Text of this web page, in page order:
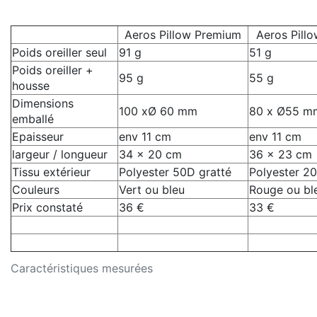
Caractéristiques mesurées
Aeros Pillow Premium
Aeros
Poids oreiller seul
91 g
51 g
Poids oreiller +
housse
95 g
55 g
Dimensions
emballé
100 xØ 60 mm
80 x Ø55
Epaisseur
env 11 cm
env 11 cm
largeur / longueur
34 x 20 cm
36 x 23 cm
Tissu extérieur
Polyester 50D gratté
Polyester
Couleurs
Vert ou bleu
Rouge ou
Prix constaté
36 € 33 €